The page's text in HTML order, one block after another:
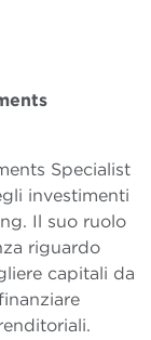
Specialist
investimenti
Il suo ruolo
riguardo
capitali da